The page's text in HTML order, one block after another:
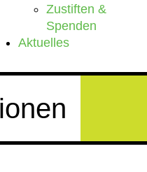
Zustiften &
Spenden
Aktuelles